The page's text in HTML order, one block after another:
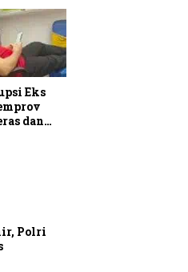
Eks
dan
Polri